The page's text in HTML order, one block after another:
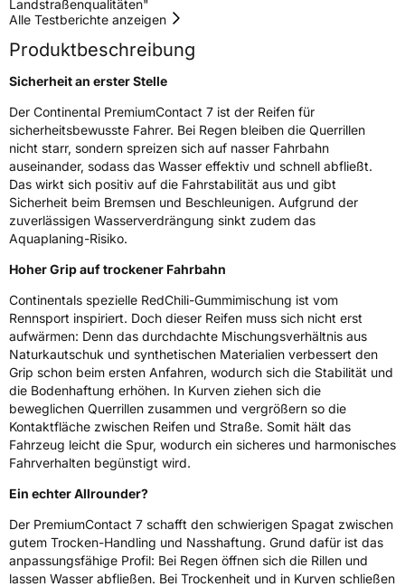
Rollgeräusch (dB)72
3PMSF / Schneeflockensymbol / Alpine-Symbol
EPREL ID834093
Allgemeine Produktsicherheit (GPSR)
HerstellerkontaktContinental Reifen Deutschland GmbH
Continental-Plaza 1 30173 Hannover
Deutschland,
customerservice_tires@conti.de
Landstraßenqualitäten"
Alle Testberichte anzeigen
Produktbeschreibung
Sicherheit an erster Stelle
Der Continental PremiumContact 7 ist der Reifen für
sicherheitsbewusste Fahrer. Bei Regen bleiben die Querrillen
nicht starr, sondern spreizen sich auf nasser Fahrbahn
auseinander, sodass das Wasser effektiv und schnell abfließt.
Das wirkt sich positiv auf die Fahrstabilität aus und gibt
Sicherheit beim Bremsen und Beschleunigen. Aufgrund der
zuverlässigen Wasserverdrängung sinkt zudem das
Aquaplaning-Risiko.
Hoher Grip auf trockener Fahrbahn
Continentals spezielle RedChili-Gummimischung ist vom
Rennsport inspiriert. Doch dieser Reifen muss sich nicht erst
aufwärmen: Denn das durchdachte Mischungsverhältnis aus
Naturkautschuk und synthetischen Materialien verbessert den
Grip schon beim ersten Anfahren, wodurch sich die Stabilität und
die Bodenhaftung erhöhen. In Kurven ziehen sich die
beweglichen Querrillen zusammen und vergrößern so die
Kontaktfläche zwischen Reifen und Straße. Somit hält das
Fahrzeug leicht die Spur, wodurch ein sicheres und harmonisches
Fahrverhalten begünstigt wird.
Ein echter Allrounder?
Der PremiumContact 7 schafft den schwierigen Spagat zwischen
gutem Trocken-Handling und Nasshaftung. Grund dafür ist das
anpassungsfähige Profil: Bei Regen öffnen sich die Rillen und
lassen Wasser abfließen. Bei Trockenheit und in Kurven schließen